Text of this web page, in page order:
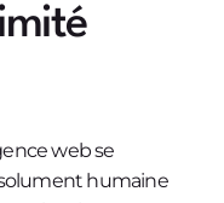
web se
humaine